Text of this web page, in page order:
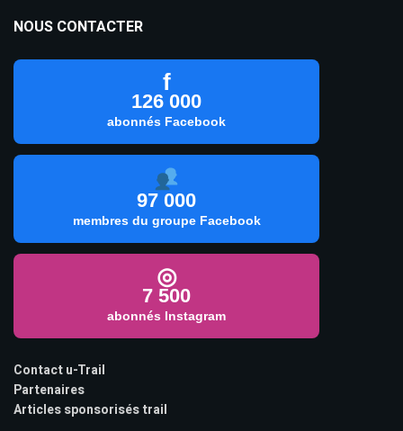
NOUS CONTACTER
f
126 000
abonnés Facebook
97 000
membres du groupe Facebook
◎
7 500
abonnés Instagram
Contact u-Trail
Partenaires
Articles sponsorisés trail